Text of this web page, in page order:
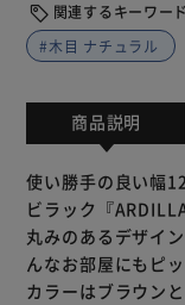
関連するキーワード
#木目 ナチュラル
商品説明
使い勝手の良い幅
ビラック『
丸みのあるデザイ
んなお部屋にもピッ
カラーはブラウン